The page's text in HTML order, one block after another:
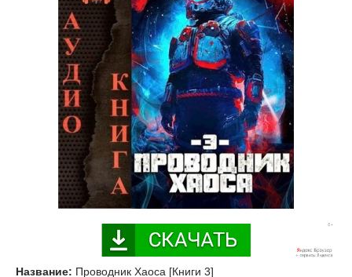
Название: Проводник Хаоса [Книги 3]